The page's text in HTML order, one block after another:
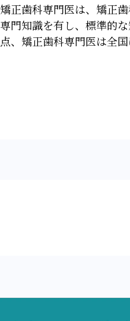
矯正歯科専門医は、矯正
専門知識を有し、標準的
点、矯正歯科専門医は全